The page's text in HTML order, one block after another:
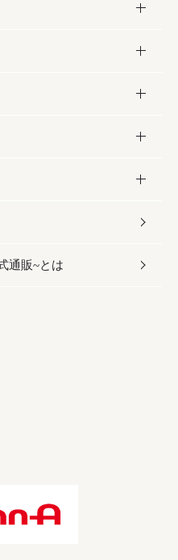
通販~とは